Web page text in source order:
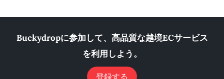
Buckydropに参加して、高品質な越境ECサービス
を利用しよう。
登録する